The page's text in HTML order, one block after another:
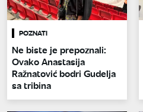
POZNATI
Ne biste je prepoznali:
Ovako Anastasija
Ražnatović bodri Gudelja
sa tribina